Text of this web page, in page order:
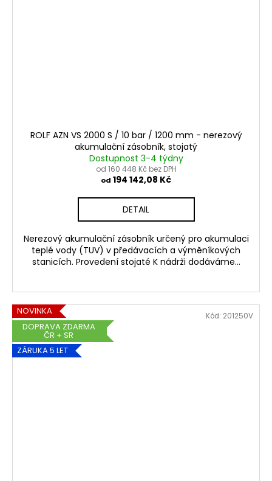
ROLF AZN VS 2000 S / 10 bar / 1200 mm - nerezový
akumulační zásobník, stojatý
Dostupnost 3-4 týdny
od 160 448 Kč bez DPH
od 194 142,08 Kč
DETAIL
Nerezový akumulační zásobník určený pro akumulaci
teplé vody (TUV) v předávacích a výměníkových
stanicích. Provedení stojaté K nádrži dodáváme...
NOVINKA
DOPRAVA ZDARMA
ČR + SR
ZÁRUKA 5 LET
Kód: 201250V